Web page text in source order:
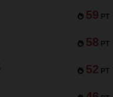
59 PT
58 PT
52 PT